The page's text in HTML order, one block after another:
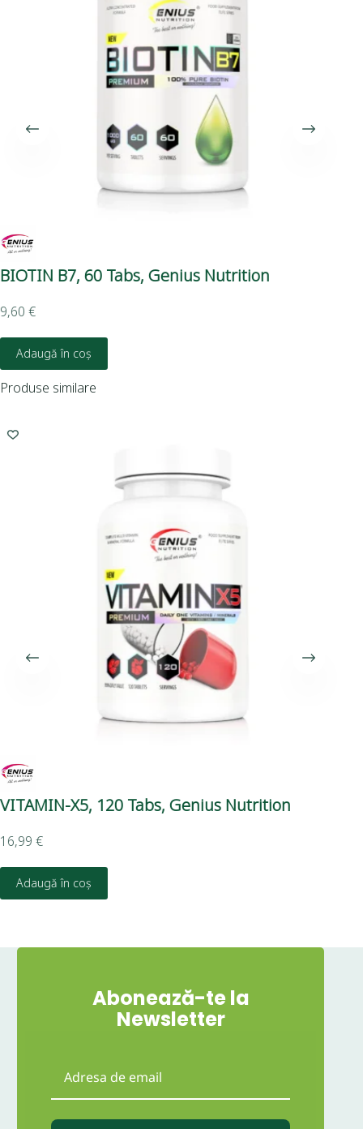
BIOTIN B7, 60 Tabs, Genius Nutrition
9,60 €
Adaugă în coș
Produse similare
VITAMIN-X5, 120 Tabs, Genius Nutrition
16,99 €
Adaugă în coș
Abonează-te la
Newsletter